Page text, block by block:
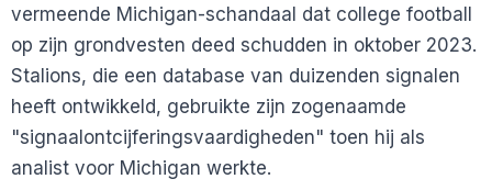
vermeende Michigan-schandaal dat college football
op zijn grondvesten deed schudden in oktober 2023.
Stalions, die een database van duizenden signalen
heeft ontwikkeld, gebruikte zijn zogenaamde
"signaalontcijferingsvaardigheden" toen hij als
analist voor Michigan werkte.